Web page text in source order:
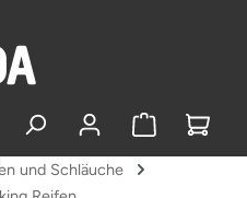
und Schläuche